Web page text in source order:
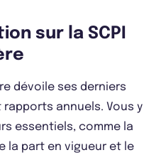
sur la SCPI
dévoile ses derniers
annuels. Vous y
essentiels, comme la
la part en vigueur et le